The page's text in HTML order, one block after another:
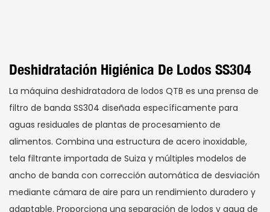
Deshidratación Higiénica De Lodos SS304
La máquina deshidratadora de lodos QTB es una prensa de
filtro de banda SS304 diseñada específicamente para
aguas residuales de plantas de procesamiento de
alimentos. Combina una estructura de acero inoxidable,
tela filtrante importada de Suiza y múltiples modelos de
ancho de banda con corrección automática de desviación
mediante cámara de aire para un rendimiento duradero y
adaptable. Proporciona una separación de lodos y agua de